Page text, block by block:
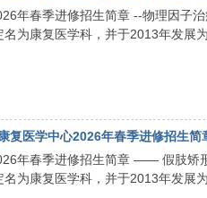
年春季进修招生简章 --物理因子
为康复医学科，并于2013年发展
复医学中心2026年春季进修招生简
年春季进修招生简章 —— 假肢矫
为康复医学科，并于2013年发展